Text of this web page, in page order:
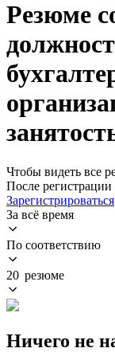
Резюме
Чтобы видеть все
После
Зарегистрироваться
За всё время
По соответствию
20 резюме
Ничего не